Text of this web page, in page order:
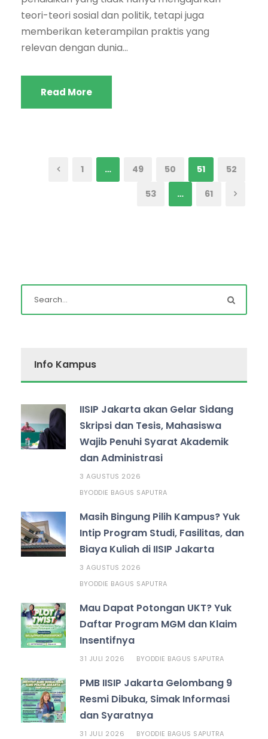
teori-teori sosial dan politik, tetapi juga
memberikan keterampilan praktis yang
relevan dengan dunia...
Read More
1 … 49 50 51 52
53 … 61
Info Kampus
IISIP Jakarta akan Gelar Sidang
Skripsi dan Tesis, Mahasiswa
Wajib Penuhi Syarat Akademik
dan Administrasi
3 AGUSTUS 2026
BYODDIE BAGUS SAPUTRA
Masih Bingung Pilih Kampus? Yuk
Intip Program Studi, Fasilitas, dan
Biaya Kuliah di IISIP Jakarta
3 AGUSTUS 2026
BYODDIE BAGUS SAPUTRA
Mau Dapat Potongan UKT? Yuk
Daftar Program MGM dan Klaim
Insentifnya
31 JULI 2026 BYODDIE BAGUS SAPUTRA
PMB IISIP Jakarta Gelombang 9
Resmi Dibuka, Simak Informasi
dan Syaratnya
31 JULI 2026 BYODDIE BAGUS SAPUTRA